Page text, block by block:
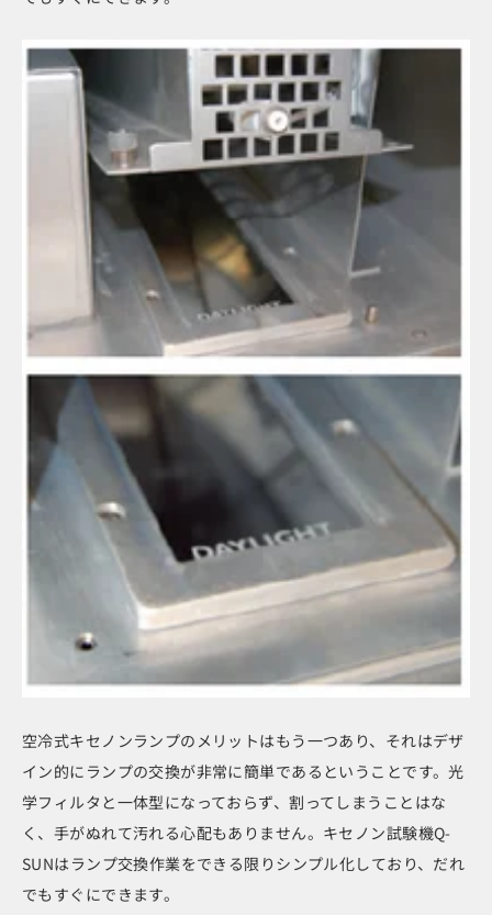
空冷式キセノンランプのメリットはもう一つあり、それはデザ
イン的にランプの交換が非常に簡単であるということです。光
学フィルタと一体型になっておらず、割ってしまうことはな
く、手がぬれて汚れる心配もありません。キセノン試験機Q-
SUNはランプ交換作業をできる限りシンプル化しており、だれ
でもすぐにできます。